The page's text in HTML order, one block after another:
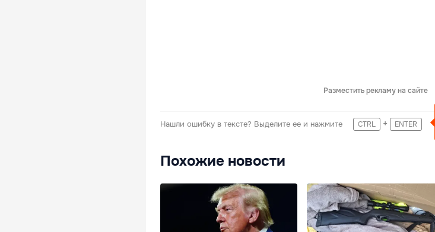
Разместить рекламу на сайте
Нашли ошибку в тексте? Выделите ее и нажмите CTRL + ENTER
Похожие новости